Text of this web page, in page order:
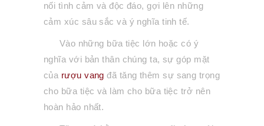
nối tình cảm và độc đáo, gợi lên những
cảm xúc sâu sắc và ý nghĩa tinh tế.
Vào những bữa tiệc lớn hoặc có ý
nghĩa với bản thân chúng ta, sự góp mặt
của rượu vangđã tăng thêm sự sang trọng
cho bữa tiệc và làm cho bữa tiệc trở nên
hoàn hảo nhất.